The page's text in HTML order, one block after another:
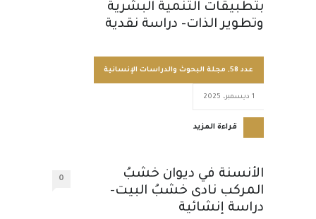
بتطبيقات التنمية البشرية
وتطوير الذات- دراسة نقدية
عدد 58 , مجلة البحوث والدراسات الإنسانية
1 ديسمبر، 2025
قراءة المزيد
الأنسنة في ديوان خشبُ
المركب نادى خشبُ البيت-
دراسة إنشائية
0